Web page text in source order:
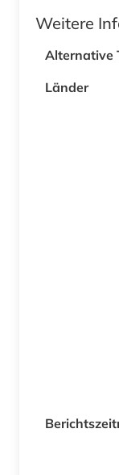
Weitere
Alternative
Länder